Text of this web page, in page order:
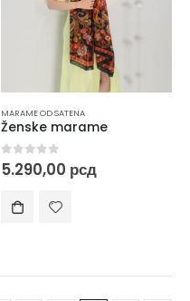
MARAME OD SATENA
Ženske marame
0out of 5
5.290,00 рсд